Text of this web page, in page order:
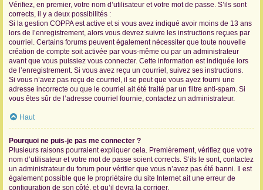
Vérifiez, en premier, votre nom d’utilisateur et votre mot de passe. S’ils sont
corrects, il y a deux possibilités :
Si la gestion COPPA est active et si vous avez indiqué avoir moins de 13 ans
lors de l’enregistrement, alors vous devrez suivre les instructions reçues par
courriel. Certains forums peuvent également nécessiter que toute nouvelle
création de compte soit activée par vous-même ou par un administrateur
avant que vous puissiez vous connecter. Cette information est indiquée lors
de l’enregistrement. Si vous avez reçu un courriel, suivez ses instructions.
Si vous n’avez pas reçu de courriel, il se peut que vous ayez fourni une
adresse incorrecte ou que le courriel ait été traité par un filtre anti-spam. Si
vous êtes sûr de l’adresse courriel fournie, contactez un administrateur.
Haut
Pourquoi ne puis-je pas me connecter ?
Plusieurs raisons pourraient expliquer cela. Premièrement, vérifiez que votre
nom d’utilisateur et votre mot de passe soient corrects. S’ils le sont, contactez
un administrateur du forum pour vérifier que vous n’avez pas été banni. Il est
également possible que le propriétaire du site Internet ait une erreur de
configuration de son côté, et qu’il devra la corriger.